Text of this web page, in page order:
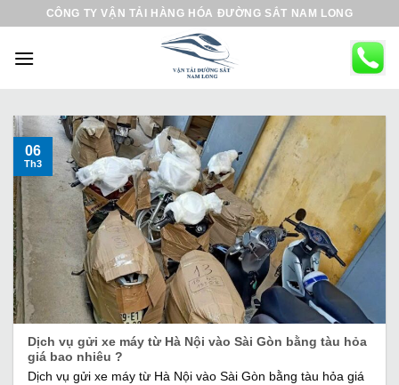
CÔNG TY VẬN TẢI HÀNG HÓA ĐƯỜNG SẮT NAM LONG
Dịch vụ gửi xe máy từ Hà Nội vào Sài Gòn bằng tàu hỏa
giá bao nhiêu ?
Dịch vụ gửi xe máy từ Hà Nội vào Sài Gòn bằng tàu hỏa giá
06
Th3